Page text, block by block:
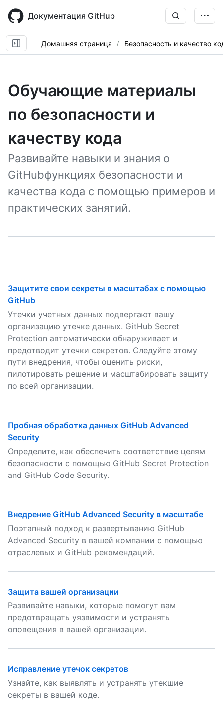
main
content
Документация GitHub
Домашняя страница Безопасность и качество
Обучающие материалы
по безопасности и
качеству кода
Развивайте навыки и знания о
GitHubфункциях безопасности и
качества кода с помощью примеров и
практических занятий.
Защитите свои секреты в масштабах с помощью
GitHub
Утечки учетных данных подвергают вашу
организацию утечке данных. GitHub Secret
Protection автоматически обнаруживает и
предотводит утечки секретов. Следуйте этому
пути внедрения, чтобы оценить риски,
пилотировать решение и масштабировать защиту
по всей организации.
Пробная обработка данных GitHub Advanced
Security
Определите, как обеспечить соответствие целям
безопасности с помощью GitHub Secret Protection
and GitHub Code Security.
Внедрение GitHub Advanced Security в масштабе
Поэтапный подход к развертыванию GitHub
Advanced Security в вашей компании с помощью
отраслевых и GitHub рекомендаций.
Защита вашей организации
Развивайте навыки, которые помогут вам
предотвращать уязвимости и устранять
оповещения в вашей организации.
Исправление утечок секретов
Узнайте, как выявлять и устранять утекшие
секреты в вашей коде.